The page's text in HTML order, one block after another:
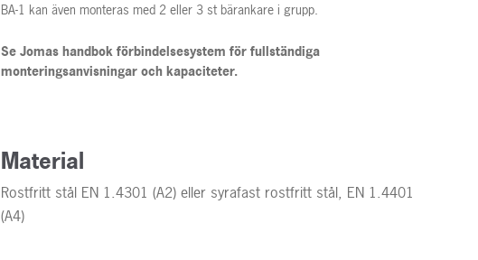
BA-1 kan även monteras med 2 eller 3 st bärankare i grupp.
Se Jomas handbok förbindelsesystem för fullständiga
monteringsanvisningar och kapaciteter.
Material
Rostfritt stål EN 1.4301 (A2) eller syrafast rostfritt stål, EN 1.4401
(A4)